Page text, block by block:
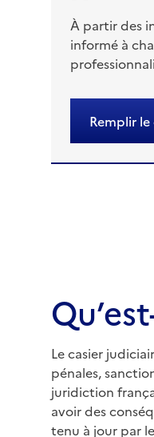
À partir des
informé à
Remplir
Le casier
pénales,
juridiction
avoir des
tenu à jour par